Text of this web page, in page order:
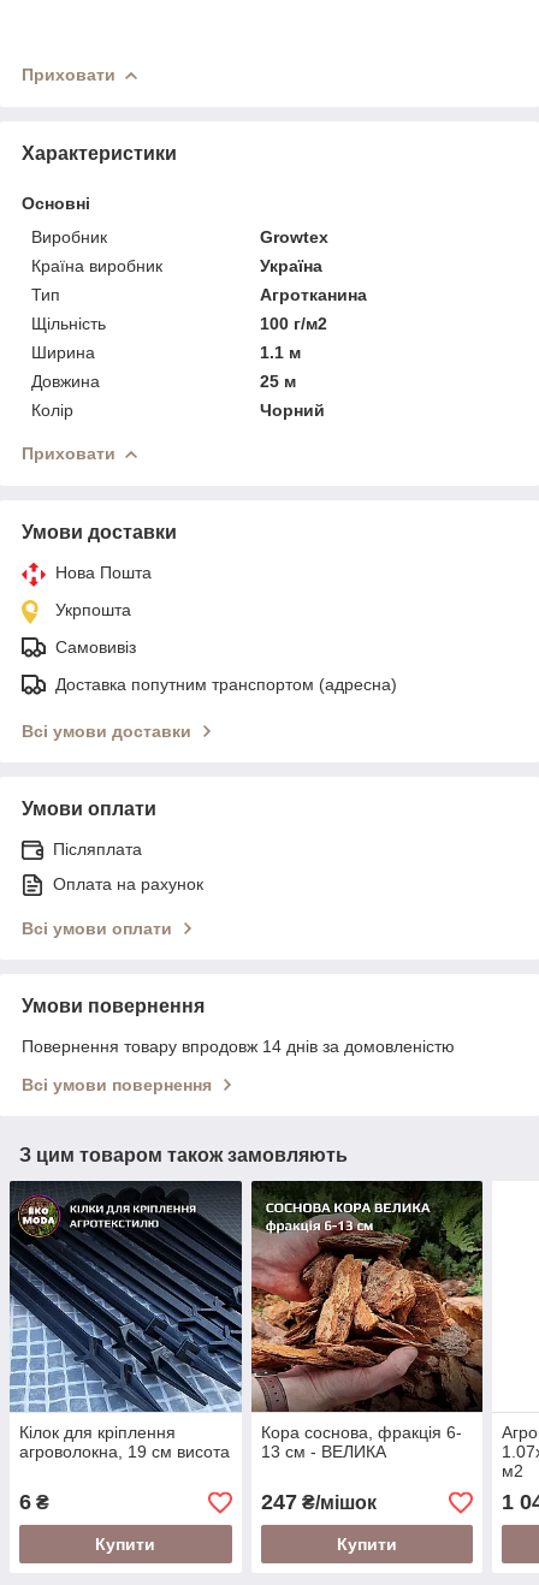
Приховати
Характеристики
Основні
Виробник
Growtex
Країна виробник
Україна
Тип
Агротканина
Щільність
100 г/м2
Ширина
1.1 м
Довжина
25 м
Колір
Чорний
Приховати
Умови доставки
Нова Пошта
Укрпошта
Самовивіз
Доставка попутним транспортом (адресна)
Всі умови доставки
Умови оплати
Післяплата
Оплата на рахунок
Всі умови оплати
Умови повернення
Повернення товару впродовж 14 днів за домовленістю
Всі умови повернення
З цим товаром також замовляють
Кілок для кріплення
агроволокна, 19 см висота
6 ₴
Купити
Кора соснова, фракція 6-
13 см - ВЕЛИКА
247₴/мішок
Купити
м2
1